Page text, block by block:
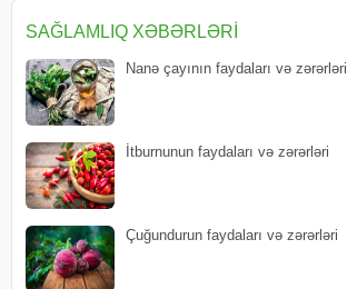
SAĞLAMLIQ XƏBƏRLƏRI
Nanə çayının faydaları və zərərləri
İtburnunun faydaları və zərərləri
Çuğundurun faydaları və zərərləri